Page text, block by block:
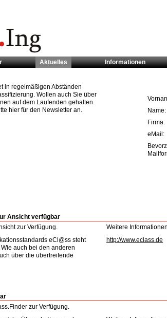
Aktuelles Informationen
Name:
Firma:
eMail:
in regelmäßigen Abständen
Wollen auch Sie über
auf dem Laufenden gehalten
hier für den Newsletter an.
Ansicht verfügbar
zur Verfügung.
eCl@ss steht
auch bei den anderen
über die übertreifende
Weitere
http://www.eclass.de
zur Verfügung.